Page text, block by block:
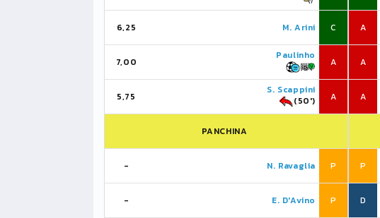
6,25 M. Arini C
7,00
Paulinho
A
5,75
S. Scappini
(50')
A
PANCHINA
- N. Ravaglia P
- E. D'Avino P
A
A
A
P
D